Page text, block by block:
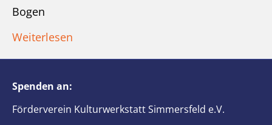
Bogen
Weiterlesen
Spenden an:
Förderverein Kulturwerkstatt Simmersfeld e.V.